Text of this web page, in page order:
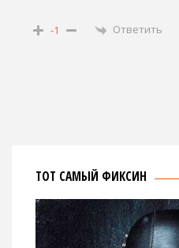
-1 Ответить
ТОТ САМЫЙ ФИКСИН